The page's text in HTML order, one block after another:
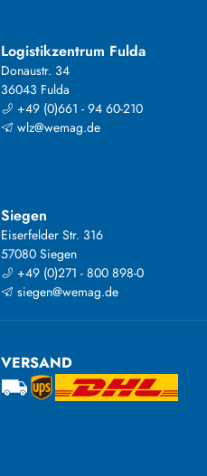
Logistikzentrum Fulda
Donaustr. 34
36043 Fulda
+49 (0)661 - 94 60-210
wlz@wemag.de
Siegen
Eiserfelder Str. 316
57080 Siegen
+49 (0)271 - 800 898-0
siegen@wemag.de
VERSAND